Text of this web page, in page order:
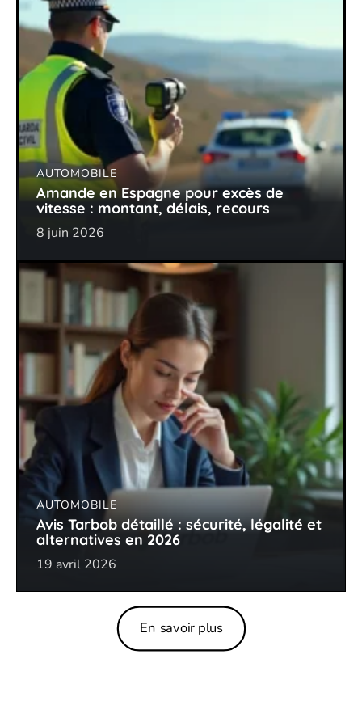
AUTOMOBILE
Amande en Espagne pour excès de
vitesse : montant, délais, recours
8 juin 2026
AUTOMOBILE
Avis Tarbob détaillé : sécurité, légalité et
alternatives en 2026
19 avril 2026
En savoir plus